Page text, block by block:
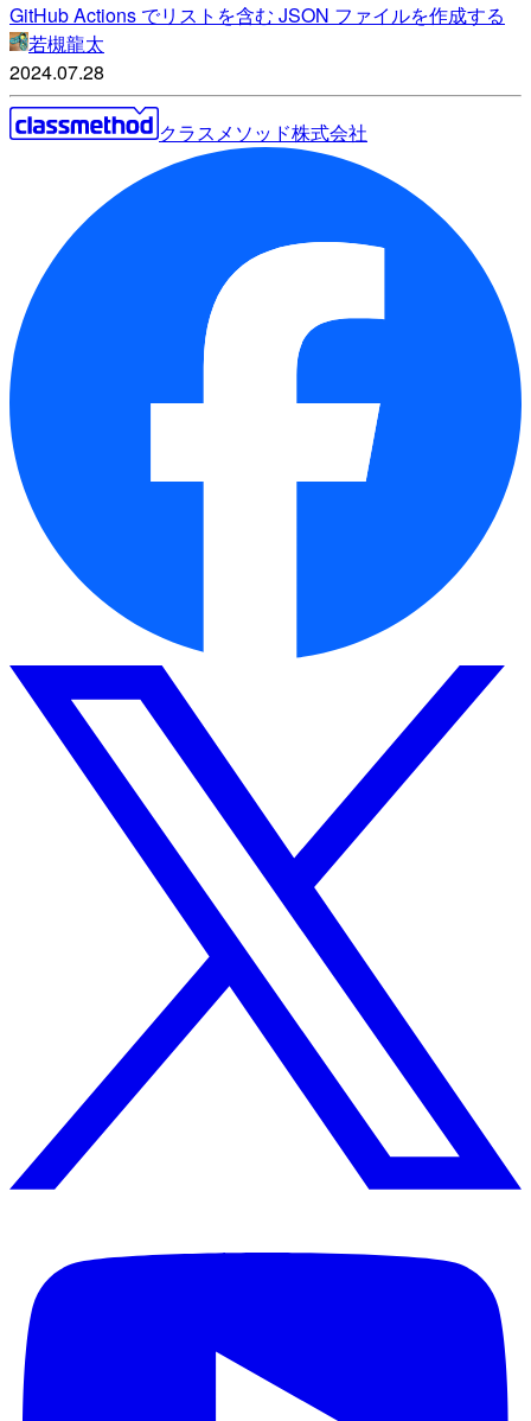
GitHub Actions でリストを含む JSON ファイルを作成する
若槻龍太
2024.07.28
クラスメソッド株式会社